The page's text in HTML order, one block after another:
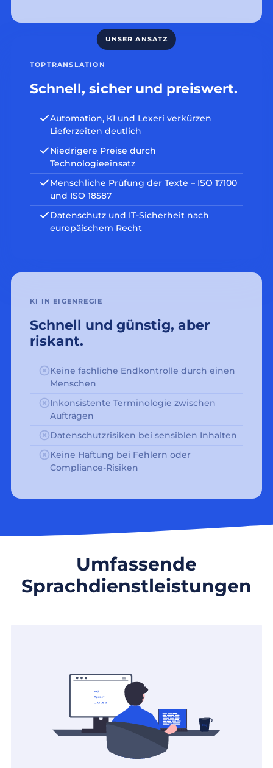
TOPTRANSLATION
Schnell, sicher und preiswert.
Automation, KI und Lexeri verkürzen
Lieferzeiten deutlich
Niedrigere Preise durch
Technologieeinsatz
Menschliche Prüfung der Texte – ISO 17100
und ISO 18587
Datenschutz und IT-Sicherheit nach
europäischem Recht
KI IN EIGENREGIE
Schnell und günstig, aber
riskant.
Keine fachliche Endkontrolle durch einen
Menschen
Inkonsistente Terminologie zwischen
Aufträgen
Datenschutzrisiken bei sensiblen Inhalten
Keine Haftung bei Fehlern oder
Compliance-Risiken
Umfassende
Sprachdienstleistungen